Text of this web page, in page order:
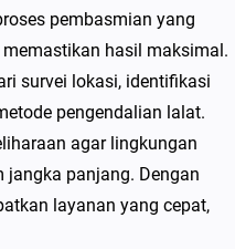
pembasmian yang
hasil maksimal.
survei lokasi, identifikasi
pengendalian lalat.
agar lingkungan
panjang. Dengan
layanan yang cepat,